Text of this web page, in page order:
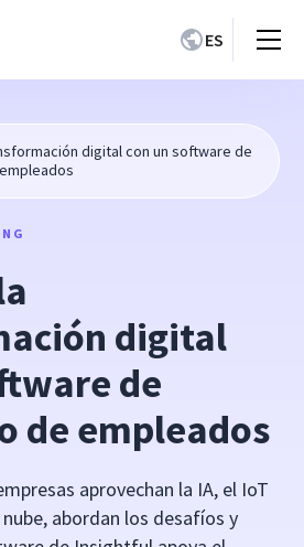
ES
digital con un software de
digital
de
de empleados
aprovechan la IA, el IoT
abordan los desafíos y